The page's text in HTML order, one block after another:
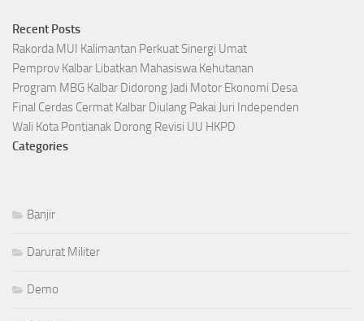
Recent Posts
Rakorda MUI Kalimantan Perkuat Sinergi Umat
Pemprov Kalbar Libatkan Mahasiswa Kehutanan
Program MBG Kalbar Didorong Jadi Motor Ekonomi Desa
Final Cerdas Cermat Kalbar Diulang Pakai Juri Independen
Wali Kota Pontianak Dorong Revisi UU HKPD
Categories
Banjir
Darurat Militer
Demo